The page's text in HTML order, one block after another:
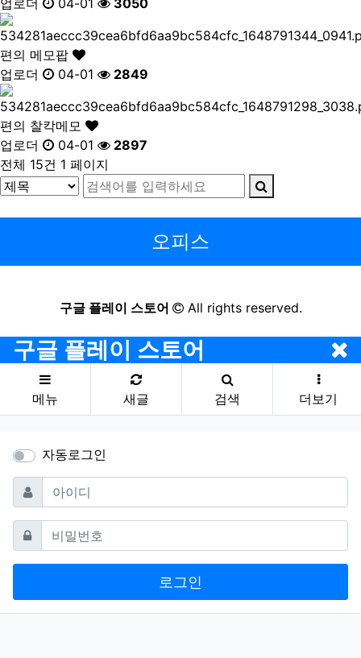
편의 메모팝
업로더
04-01 2849
편의 찰칵메모
업로더
04-01
2897
전체 15건 1 페이지
오피스
구글 플레이 스토어 All rights reserved.
구글 플레이 스토어
메뉴 새글 검색 더보기
자동로그인
아이디
필수
비밀번호필수
로그인